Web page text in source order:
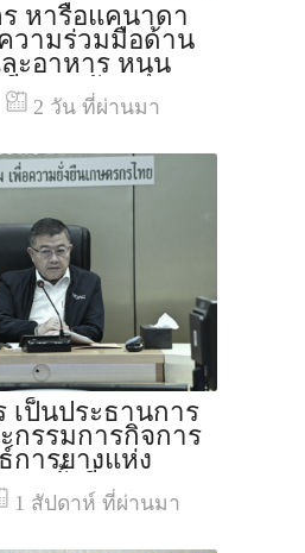
หารือแคนาดา
วามร่วมมือด้าน
ะอาหาร หนุน
ยีและนวัตกรรม
2 วัน ที่ผ่านมา
เป็นประธานการ
รรมการกิจการ
การยางแห่ง
ยครั้งที่ 7/2569
1 สัปดาห์ ที่ผ่านมา